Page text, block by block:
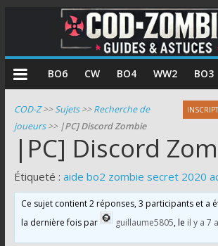
COD
Zombie
Guides
astuces
pour
le
mode
BO6 CW BO4 WW2 BO3
COD-Z>>Sujets>>Recherche de
joueurs>> |PC] Discord Zombie
|PC] Discord
Étiqueté : aide bo2 zombie secret 2020
Ce sujet contient 2 réponses, 3 participants et a
la dernière fois par
guillaume5805 , le il y a 7